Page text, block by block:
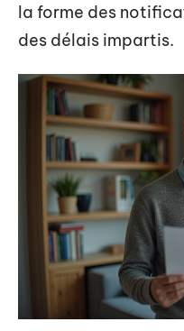
la forme des
des délais impartis.